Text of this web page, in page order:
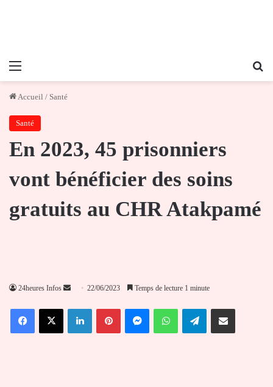
Menu
Accueil / Santé
Santé
En 2023, 45 prisonniers
vont bénéficier des soins
gratuits au CHR Atakpamé
24heures Infos
Envoyer
courriel
22/06/2023 Temps de lecture 1 minute
FacebookX LinkedinPinterestMessengerWhatsAppTelegramPartager par email